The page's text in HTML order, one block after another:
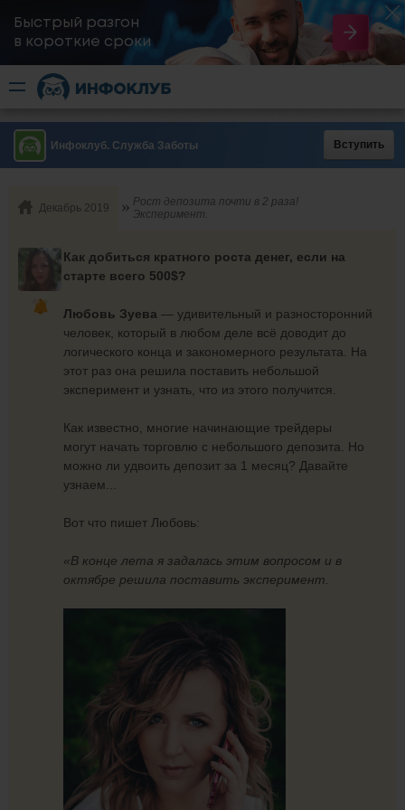
Быстрый разгон
​в короткие сроки
Инфоклуб. Служба Заботы Вступить
Декабрь 2019
Рост депозита почти в 2 раза!
Эксперимент.
Как добиться кратного роста денег, если на
старте всего 500$?
Любовь Зуева — удивительный и разносторонний
человек, который в любом деле всё доводит до
логического конца и закономерного результата. На
этот раз она решила поставить небольшой
эксперимент и узнать, что из этого получится.
Как известно, многие начинающие трейдеры
могут начать торговлю с небольшого депозита. Но
можно ли удвоить депозит за 1 месяц? Давайте
узнаем...
Вот что пишет Любовь:
«В конце лета я задалась этим вопросом и в
октябре решила поставить эксперимент.